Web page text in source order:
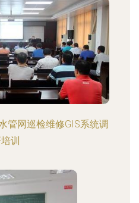
管网巡检维修GIS系统调
训